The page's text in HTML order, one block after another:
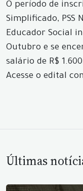
O período de
Simplificado, PSS
Educador Social
Outubro e se
salário de R$
Acesse o edital
Últimas